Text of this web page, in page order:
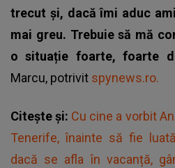
trecut și, dacă îmi aduc
mai greu. Trebuie să mă
o situație foarte, foarte
Marcu, potrivit spynews.ro.
Citește și: Cu cine a vorbit
Tenerife, înainte să fie
dacă se afla în vacanță,